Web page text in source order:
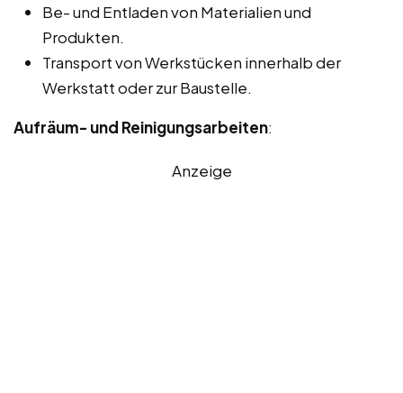
Be- und Entladen von Materialien und
Produkten.
Transport von Werkstücken innerhalb der
Werkstatt oder zur Baustelle.
Aufräum- und Reinigungsarbeiten:
Anzeige